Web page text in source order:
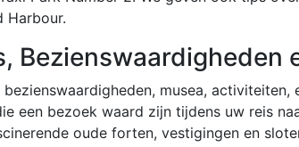
Harbour.
Bezienswaardigheden
musea, activiteiten,
een bezoek waard zijn tijdens uw reis
oude forten, vestigingen en